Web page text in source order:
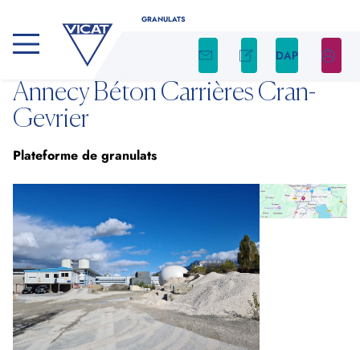
GRANULATS
DAP
Annecy Béton Carrières Cran-
Gevrier
Plateforme de granulats
CALCULATEUR DE GRANULATS
Déterminez facilement la quantité nécessaire
de granulats pour votre projet en utilisant
notre calculateur
Indiquez le type de produit, ainsi que la forme et
les dimensions de votre chantier. Nous nous
occupons du reste !
Type de produit